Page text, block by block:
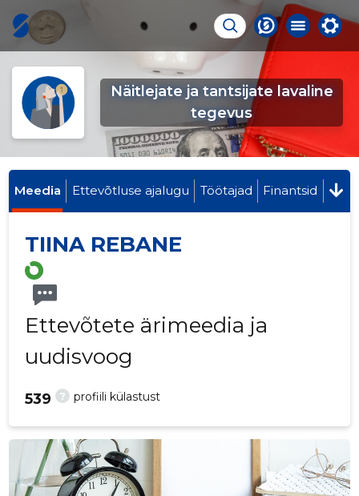
Näitlejate ja tantsijate lavaline
tegevus
Meedia Ettevõtluse ajalugu Töötajad Finantsid
TIINA REBANE
Ettevõtete ärimeedia ja
uudisvoog
? profiili külastust
539